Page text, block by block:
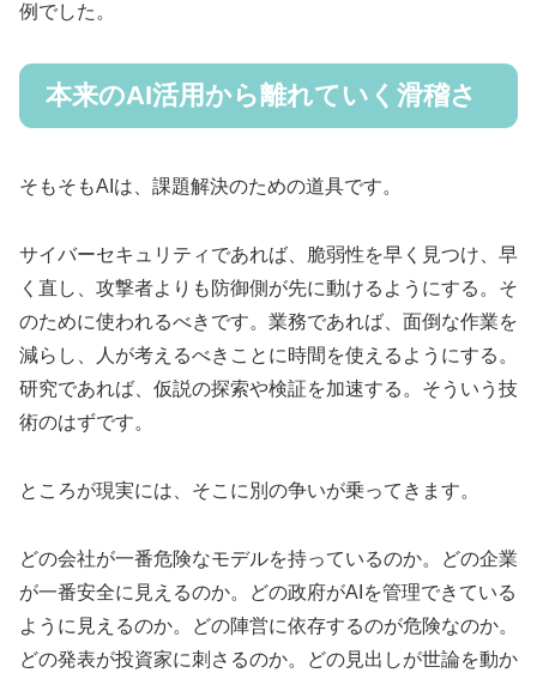
例でした。
本来のAI活用から離れていく滑稽さ
そもそもAIは、課題解決のための道具です。
サイバーセキュリティであれば、脆弱性を早く見つけ、早
く直し、攻撃者よりも防御側が先に動けるようにする。そ
のために使われるべきです。業務であれば、面倒な作業を
減らし、人が考えるべきことに時間を使えるようにする。
研究であれば、仮説の探索や検証を加速する。そういう技
術のはずです。
ところが現実には、そこに別の争いが乗ってきます。
どの会社が一番危険なモデルを持っているのか。どの企業
が一番安全に見えるのか。どの政府がAIを管理できている
ように見えるのか。どの陣営に依存するのが危険なのか。
どの発表が投資家に刺さるのか。どの見出しが世論を動か